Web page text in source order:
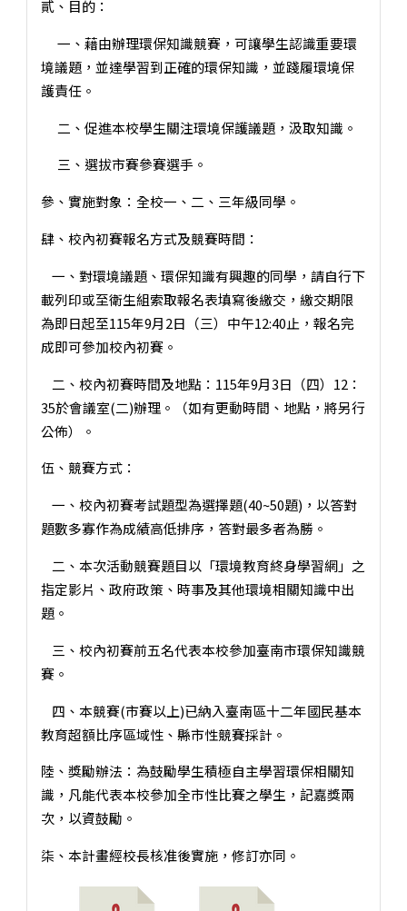
貳、目的：
一、藉由辦理環保知識競賽，可讓學生認識重要環
境議題，並達學習到正確的環保知識，並踐履環境保
護責任。
二、促進本校學生關注環境保護議題，汲取知識。
三、選拔市賽參賽選手。
參、實施對象：全校一、二、三年級同學。
肆、校內初賽報名方式及競賽時間：
一、對環境議題、環保知識有興趣的同學，請自行下
載列印或至衛生組索取報名表填寫後繳交，繳交期限
為即日起至115年9月2日（三）中午12:40止，報名完
成即可參加校內初賽。
二、校內初賽時間及地點：115年9月3日（四）12：
35於會議室(二)辦理。（如有更動時間、地點，將另行
公佈）。
伍、競賽方式：
一、校內初賽考試題型為選擇題(40~50題)，以答對
題數多寡作為成績高低排序，答對最多者為勝。
二、本次活動競賽題目以「環境教育終身學習網」之
指定影片、政府政策、時事及其他環境相關知識中出
題。
三、校內初賽前五名代表本校參加臺南市環保知識競
賽。
四、本競賽(市賽以上)已納入臺南區十二年國民基本
教育超額比序區域性、縣市性競賽採計。
陸、獎勵辦法：為鼓勵學生積極自主學習環保相關知
識，凡能代表本校參加全市性比賽之學生，記嘉獎兩
次，以資鼓勵。
柒、本計畫經校長核准後實施，修訂亦同。